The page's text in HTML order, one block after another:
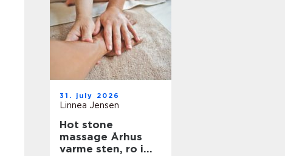
31. july 2026
Linnea Jensen
Hot stone
massage Århus
varme sten, ro i